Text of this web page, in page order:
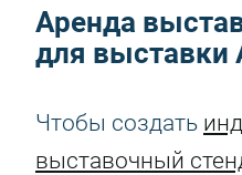
Аренда
для выставки
Чтобы создать
выставочный